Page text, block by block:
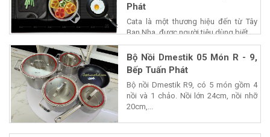
Phát
Cata là một thương hiệu đến từ Tây
Ban Nha, được người tiêu dùng biết...
Bộ Nồi Dmestik 05 Món R - 9,
Bếp Tuấn Phát
Bộ nồi Dmestik R9, có 5 món gồm 4
nồi và 1 chảo. Nồi lớn 24cm, nồi nhỡ
20cm,...